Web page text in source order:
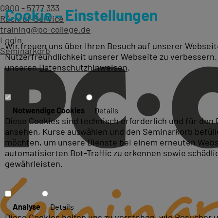
0800 - 5777 333
Rückruf-Service
training@pc-college.de
Login
Seminarkorb
MS Project Kurse &
Cookie – Einstellungen
Wir freuen uns über Ihren Besuch auf unserer
Nutzerfreundlichkeit unserer Webseite zu
unserenDatenschutzhinweisen.
Notwendige Cookies Details
Diese Cookies sind technisch erforderlich und für
ansehen, Kurse auswählen und den Seminarkorb
möchten, um unsere Dienste bei einem erneuten
automatisierten Bot-Traffic zu erkennen sowie
gewährleisten.
Analyse Details